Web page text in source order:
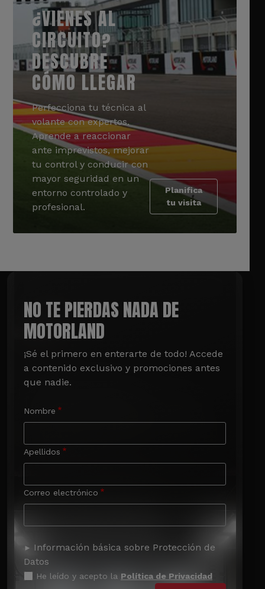
¿VIENES AL
CIRCUITO?
DESCUBRE
CÓMO LLEGAR
Perfecciona tu técnica al
volante con expertos.
Aprende a reaccionar
ante imprevistos, mejorar
tu control y conducir con
mayor seguridad en un
entorno controlado y
profesional.
Planifica
tu visita
NO TE PIERDAS NADA DE
MOTORLAND
¡Sé el primero en enterarte de todo! Accede
a contenido exclusivo y promociones antes
que nadie.
Nombre
Apellidos
Correo electrónico
Información básica sobre Protección de
Datos
He leído y acepto la Política de Privacidad